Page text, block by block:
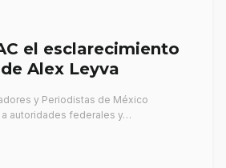
el esclarecimiento
Alex Leyva
y Periodistas de México
a autoridades federales y…